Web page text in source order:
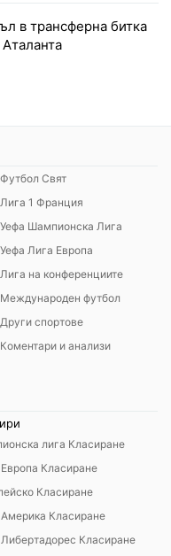
в трансферна битка
Футбол Свят
Лига 1 Франция
Уефа Шампионска Лига
Уефа Лига Европа
Лига на конференциите
Международен футбол
Други спортове
Коментари и анализи
лига Класиране
Класиране
Класиране
Класиране
Класиране